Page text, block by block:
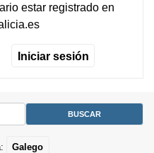
estar registradoen
Iniciar sesión
Galego